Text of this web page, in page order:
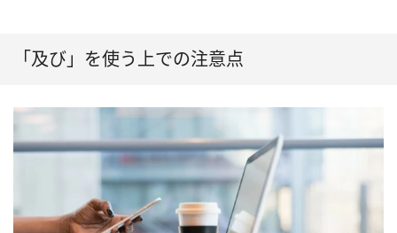
「及び」を使う上での注意点